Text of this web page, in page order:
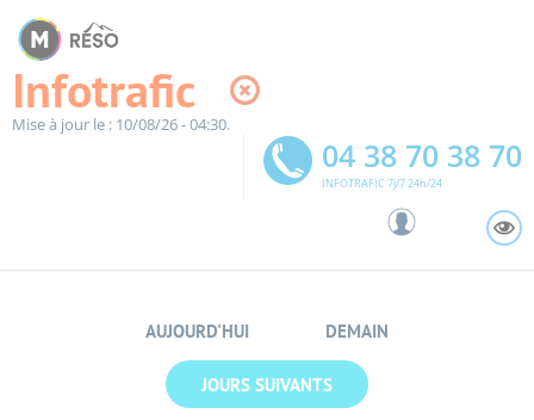
Infotrafic
Mise à jour le : 10/08/26 - 04:30.
04 38 70 38 70
INFOTRAFIC 7j/7 24h/24
AUJOURD'HUI DEMAIN
JOURS SUIVANTS
Panneau de gestion des cookies